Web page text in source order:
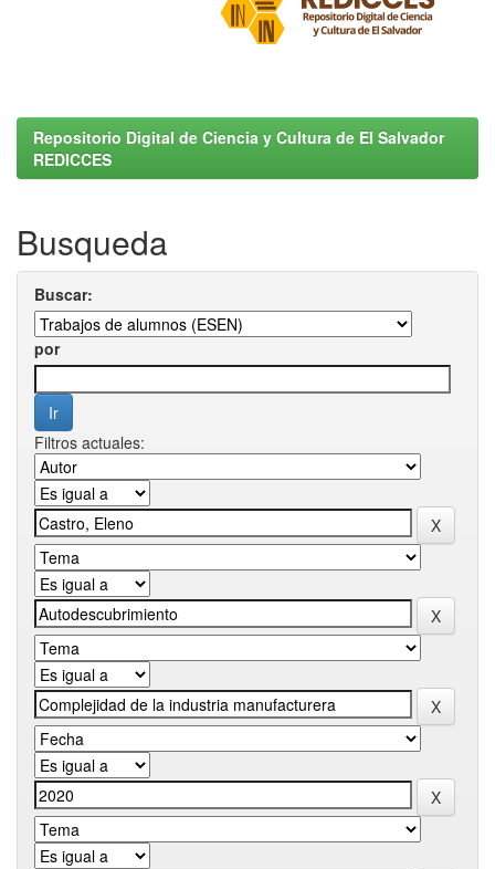
Repositorio Digital de Ciencia y Cultura de El Salvador
REDICCES
Busqueda
Buscar:
por
Filtros actuales: